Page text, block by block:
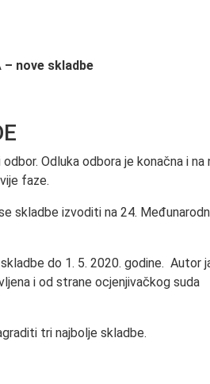
– nove skladbe
Odluka odbora je konačna i na
faze.
skladbe izvoditi na 24.
do 1. 5. 2020. godine. Autor
i od strane ocjenjivačkog suda
tri najbolje skladbe.